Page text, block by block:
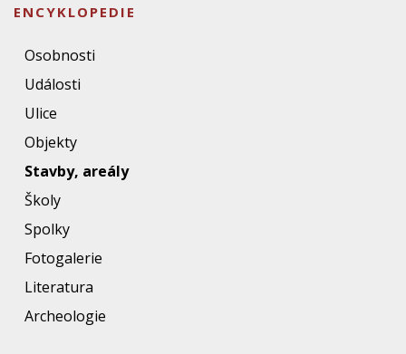
ENCYKLOPEDIE
Osobnosti
Události
Ulice
Objekty
Stavby, areály
Školy
Spolky
Fotogalerie
Literatura
Archeologie